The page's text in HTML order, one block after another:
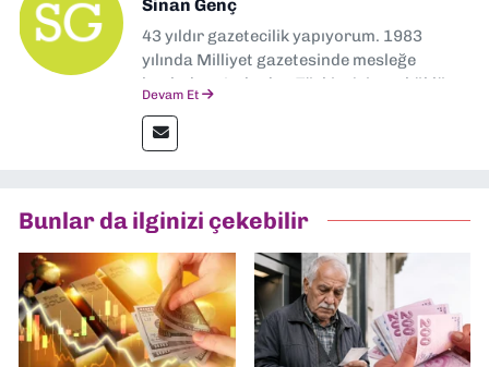
Sinan Genç
43 yıldır gazetecilik yapıyorum. 1983
yılında Milliyet gazetesinde mesleğe
başladım. Ardından Türkiye’nin en köklü
muhabir, editör, müdür yardımcısı ve spor
müdürü olarak görev yaptım. Ayrıca Yeni
Gazetesi'nde editörlük yapıyorum
Devam Et
Bunlar da ilginizi çekebilir